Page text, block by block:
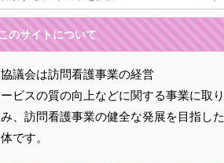
このサイトについて
議会は訪問看護事業の経営
ビスの質の向上などに関する事業に取り
、訪問看護事業の健全な発展を目指した
です。